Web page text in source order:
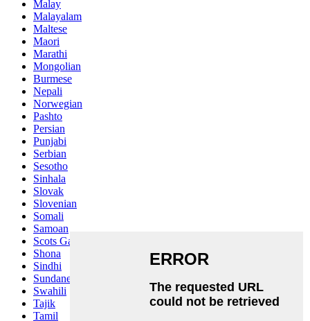
Malay
Malayalam
Maltese
Maori
Marathi
Mongolian
Burmese
Nepali
Norwegian
Pashto
Persian
Punjabi
Serbian
Sesotho
Sinhala
Slovak
Slovenian
Somali
Samoan
Scots Gaelic
Shona
Sindhi
Sundanese
Swahili
Tajik
Tamil